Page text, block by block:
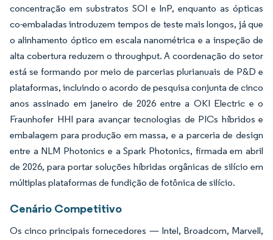
concentração em substratos SOI e InP, enquanto as ópticas
co-embaladas introduzem tempos de teste mais longos, já que
o alinhamento óptico em escala nanométrica e a inspeção de
alta cobertura reduzem o throughput. A coordenação do setor
está se formando por meio de parcerias plurianuais de P&D e
plataformas, incluindo o acordo de pesquisa conjunta de cinco
anos assinado em janeiro de 2026 entre a OKI Electric e o
Fraunhofer HHI para avançar tecnologias de PICs híbridos e
embalagem para produção em massa, e a parceria de design
entre a NLM Photonics e a Spark Photonics, firmada em abril
de 2026, para portar soluções híbridas orgânicas de silício em
múltiplas plataformas de fundição de fotônica de silício.
Cenário Competitivo
Os cinco principais fornecedores — Intel, Broadcom, Marvell,